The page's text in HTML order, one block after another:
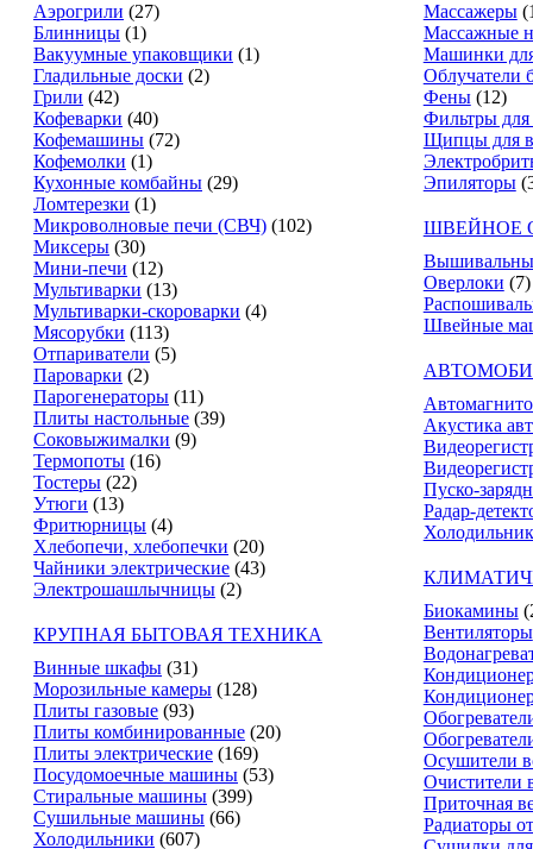
Аэрогрили (27)
Блинницы (1)
Вакуумные упаковщики (1)
Гладильные доски (2)
Грили (42)
Кофеварки (40)
Кофемашины (72)
Кофемолки (1)
Кухонные комбайны (29)
Ломтерезки (1)
Микроволновые печи (СВЧ) (102)
Миксеры (30)
Мини-печи (12)
Мультиварки (13)
Мультиварки-скороварки (4)
Мясорубки (113)
Отпариватели (5)
Пароварки (2)
Парогенераторы (11)
Плиты настольные (39)
Соковыжималки (9)
Термопоты (16)
Тостеры (22)
Утюги (13)
Фритюрницы (4)
Хлебопечи, хлебопечки (20)
Чайники электрические (43)
Электрошашлычницы (2)
КРУПНАЯ БЫТОВАЯ ТЕХНИКА
Винные шкафы (31)
Морозильные камеры (128)
Плиты газовые (93)
Плиты комбинированные (20)
Плиты электрические (169)
Посудомоечные машины (53)
Стиральные машины (399)
Сушильные машины (66)
Холодильники (607)
Массажеры
Массажные
Машинки
Облучатели
Фены (12)
Фильтры
Щипцы для
Эпиляторы
ШВЕЙНОЕ
Оверлоки (7)
Швейные
Акустика
Пуско-
Радар-
Биокамины
Вентиляторы
Осушители
Очистители
Приточная
Радиаторы